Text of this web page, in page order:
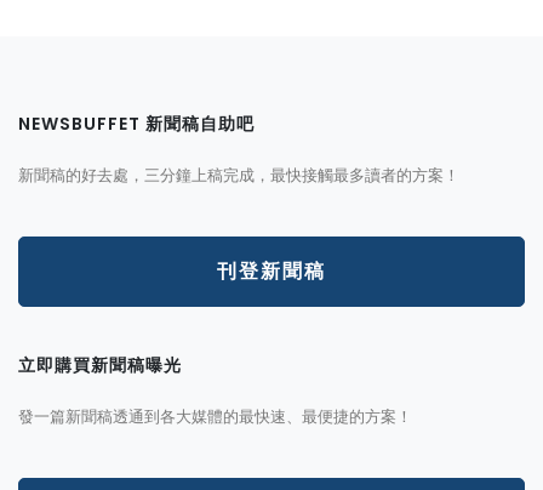
NEWSBUFFET 新聞稿自助吧
新聞稿的好去處，三分鐘上稿完成，最快接觸最多讀者的方案！
刊登新聞稿
立即購買新聞稿曝光
發一篇新聞稿透通到各大媒體的最快速、最便捷的方案！